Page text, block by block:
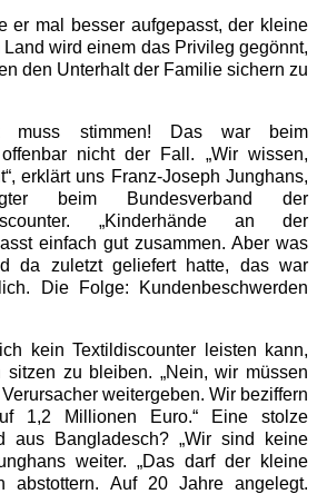
er mal besser aufgepasst, der kleine
wird einem das Privileg gegönnt,
den Unterhalt der Familie sichern zu
muss stimmen! Das war beim
nicht der Fall. „Wir wissen,
erklärt uns Franz-Joseph Junghans,
beim Bundesverband der
„Kinderhände an der
einfach gut zusammen. Aber was
da zuletzt geliefert hatte, das war
Die Folge: Kundenbeschwerden
kein Textildiscounter leisten kann,
zu bleiben. „Nein, wir müssen
weitergeben. Wir beziffern
1,2 Millionen Euro.“ Eine stolze
aus Bangladesch? „Wir sind keine
weiter. „Das darf der kleine
abstottern. Auf 20 Jahre angelegt.